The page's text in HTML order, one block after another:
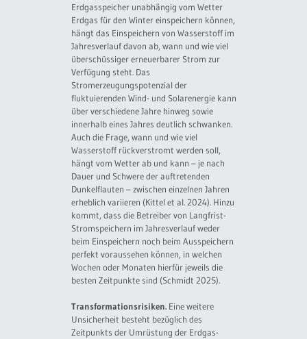
Erdgasspeicher unabhängig vom Wetter
Erdgas für den Winter einspeichern können,
hängt das Einspeichern von Wasserstoff im
Jahresverlauf davon ab, wann und wie viel
überschüssiger erneuerbarer Strom zur
Verfügung steht. Das
Stromerzeugungspotenzial der
fluktuierenden Wind- und Solarenergie kann
über verschiedene Jahre hinweg sowie
innerhalb eines Jahres deutlich schwanken.
Auch die Frage, wann und wie viel
Wasserstoff rückverstromt werden soll,
hängt vom Wetter ab und kann – je nach
Dauer und Schwere der auftretenden
Dunkelflauten – zwischen einzelnen Jahren
erheblich variieren (Kittel et al. 2024). Hinzu
kommt, dass die Betreiber von Langfrist-
Stromspeichern im Jahresverlauf weder
beim Einspeichern noch beim Ausspeichern
perfekt voraussehen können, in welchen
Wochen oder Monaten hierfür jeweils die
besten Zeitpunkte sind (Schmidt 2025).
Transformationsrisiken. Eine weitere
Unsicherheit besteht bezüglich des
Zeitpunkts der Umrüstung der Erdgas-